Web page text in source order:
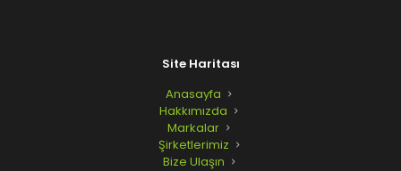
Site Haritası
Anasayfa
Hakkımızda
Markalar
Şirketlerimiz
Bize Ulaşın